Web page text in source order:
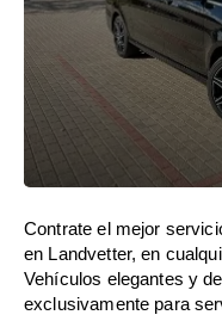
Contrate el mejor
en Landvetter, en
Vehículos elegantes y
exclusivamente para